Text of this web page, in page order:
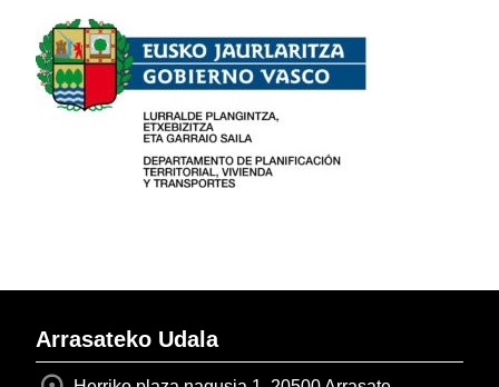
Arrasateko Udala